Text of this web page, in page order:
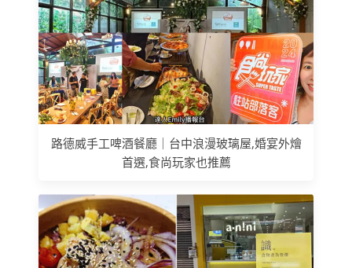
路德威手工啤酒餐廳｜台中浪漫玻璃屋,婚宴外燴
首選,食尚玩家也推薦